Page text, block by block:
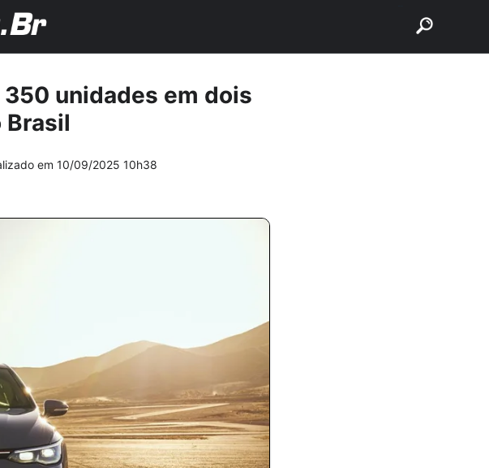
unidades em dois
Brasil
em 10/09/2025 10h38